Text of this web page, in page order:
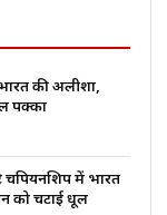
की अलीशा,
पक्का
चैंपियनशिप में भारत
को चटाई धूल